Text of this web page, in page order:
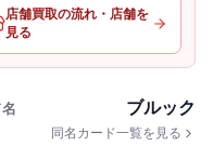
店舗買取の流れ・店舗を
見る
ブルック
同名カード一覧を見る